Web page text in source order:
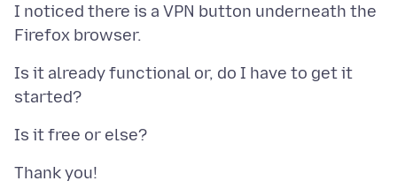
I noticed there is a VPN button underneath the
Is it already functional or, do I have to get it